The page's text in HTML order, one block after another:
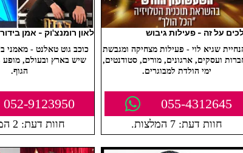
על זה - פעילות גיבוש
שגיא לוי - פעילות מצחיקה ומגבשת
ועסקים, ארגונים, מורים, סטודנטים,
ימי הולדת למבוגרים.
055-4312645
חוות דעת: 7 המלצות.
לאון רומנצ'וק - אמן
כוכב גוט טאלנט - מאמני
שיש בארץ ובעולם, מופע
הגוף.
052-9123950
חוות דעת: 2 המלצות.